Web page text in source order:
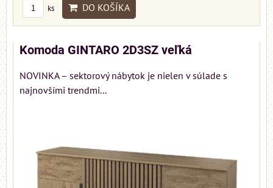
ks DO KOŠÍKA
Komoda GINTARO 2D3SZ veľká
NOVINKA – sektorový nábytok je nielen v súlade s
najnovšími trendmi...